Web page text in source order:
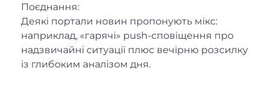
Поєднання:
Деякі портали новин пропонують мікс:
наприклад, «гарячі» push-сповіщення про
надзвичайні ситуації плюс вечірню розсилку
із глибоким аналізом дня.